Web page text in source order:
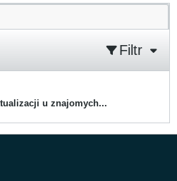
Filtr
u znajomych...